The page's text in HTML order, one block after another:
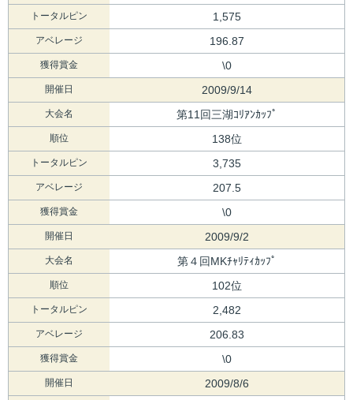
トータルピン 1,575
アベレージ 196.87
獲得賞金 \0
開催日 2009/9/14
大会名 第11回三湖ｺﾘｱﾝｶｯﾌﾟ
順位 138位
トータルピン 3,735
アベレージ 207.5
獲得賞金 \0
開催日 2009/9/2
大会名 第４回MKﾁｬﾘﾃｨｶｯﾌﾟ
順位 102位
トータルピン 2,482
アベレージ 206.83
獲得賞金 \0
開催日 2009/8/6